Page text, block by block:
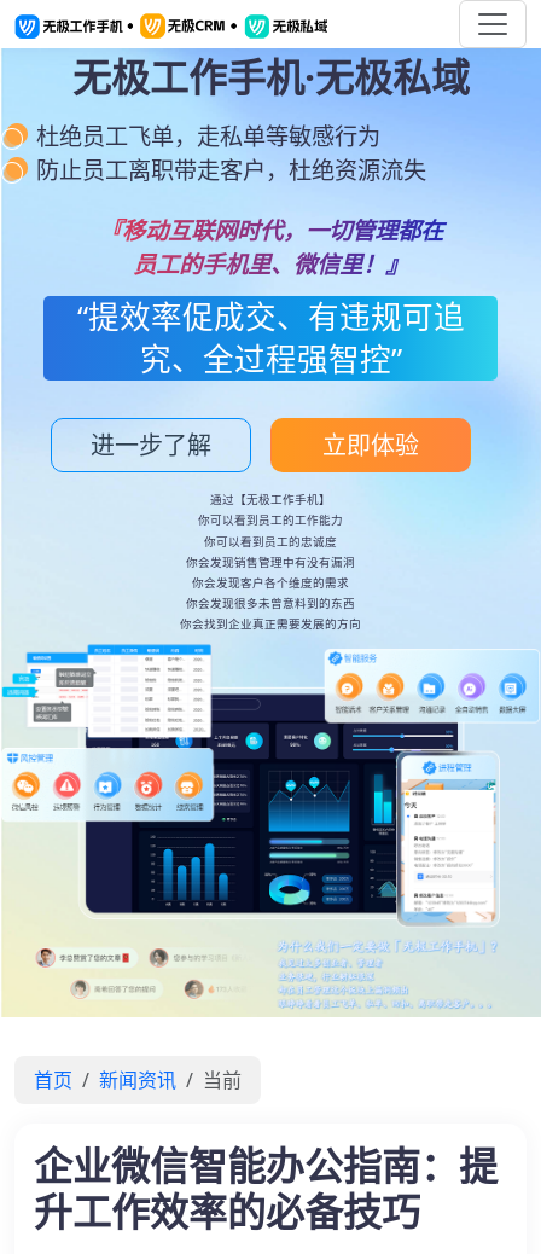
无极工作手机·无极私域
杜绝员工飞单，走私单等敏感行为
防止员工离职带走客户，杜绝资源流失
『移动互联网时代，一切管理都在
员工的手机里、微信里！』
“提效率促成交、有违规可追
究、全过程强智控”
进一步了解 立即体验
通过【无极工作手机】
你可以看到员工的工作能力
你可以看到员工的忠诚度
你会发现销售管理中有没有漏洞
你会发现客户各个维度的需求
你会发现很多未曾意料到的东西
你会找到企业真正需要发展的方向
首页 新闻资讯 当前
企业微信智能办公指南：提
升工作效率的必备技巧